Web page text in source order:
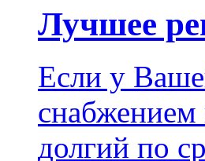
Лучшее
Если у
снабжением
долгий по